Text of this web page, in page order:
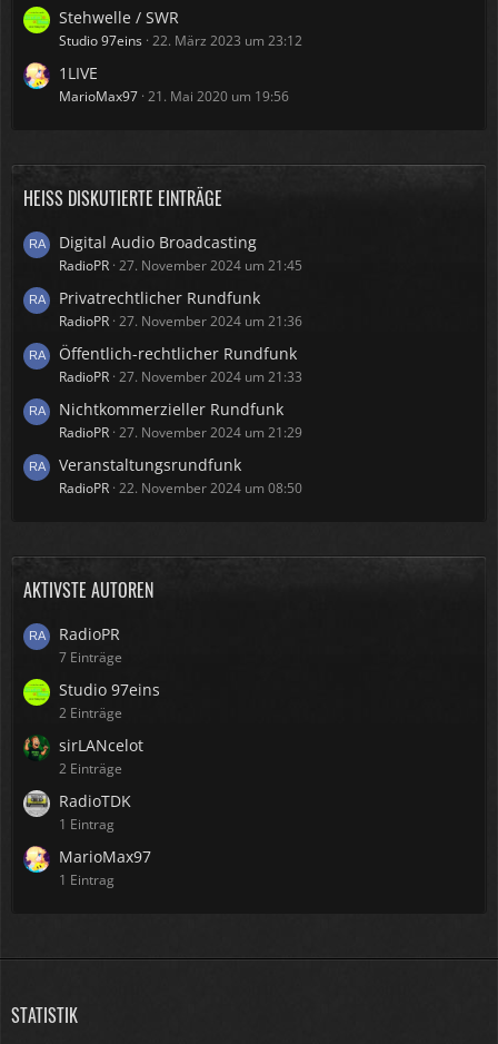
Stehwelle / SWR
Studio 97eins 22. März 2023 um 23:12
1LIVE
MarioMax97 21. Mai 2020 um 19:56
HEISS DISKUTIERTE EINTRÄGE
Digital Audio Broadcasting
RadioPR 27. November 2024 um 21:45
Privatrechtlicher Rundfunk
RadioPR 27. November 2024 um 21:36
Öffentlich-rechtlicher Rundfunk
RadioPR 27. November 2024 um 21:33
Nichtkommerzieller Rundfunk
RadioPR 27. November 2024 um 21:29
Veranstaltungsrundfunk
RadioPR 22. November 2024 um 08:50
AKTIVSTE AUTOREN
RadioPR
7 Einträge
Studio 97eins
2 Einträge
sirLANcelot
2 Einträge
RadioTDK
1 Eintrag
MarioMax97
1 Eintrag
STATISTIK